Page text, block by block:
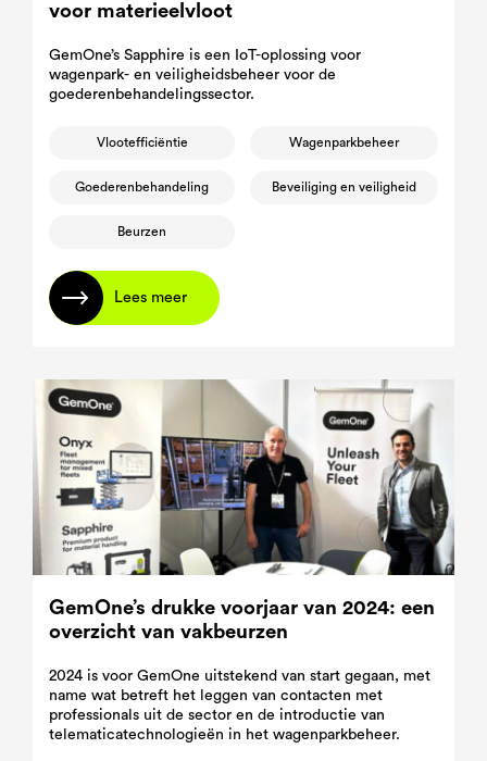
voor materieelvloot
GemOne’s Sapphire is een IoT-oplossing voor
wagenpark- en veiligheidsbeheer voor de
goederenbehandelingssector.
Vlootefficiëntie Wagenparkbeheer
Goederenbehandeling Beveiliging en veiligheid
Beurzen
Lees meer
GemOne’s drukke voorjaar van 2024: een
overzicht van vakbeurzen
2024 is voor GemOne uitstekend van start gegaan, met
name wat betreft het leggen van contacten met
professionals uit de sector en de introductie van
telematicatechnologieën in het wagenparkbeheer.